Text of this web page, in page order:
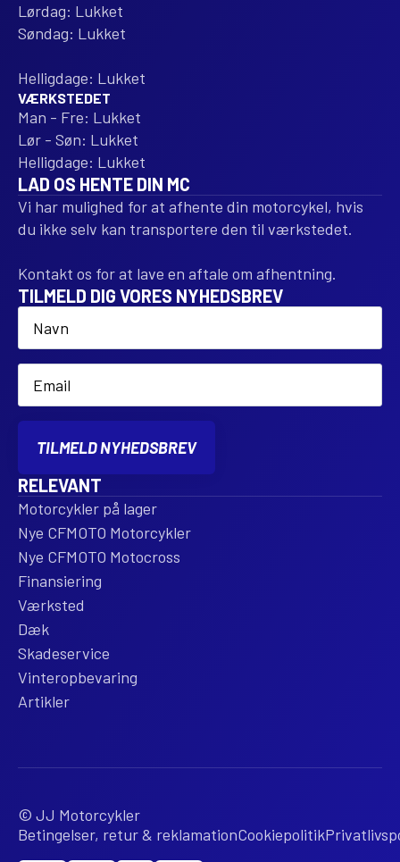
Lørdag: Lukket
Søndag: Lukket
Helligdage: Lukket
VÆRKSTEDET
Man - Fre: Lukket
Lør - Søn: Lukket
Helligdage: Lukket
LAD OS HENTE DIN MC
Vi har mulighed for at afhente din motorcykel, hvis
du ikke selv kan transportere den til værkstedet.
Kontakt os for at lave en aftale om afhentning.
TILMELD DIG VORES NYHEDSBREV
Name
Email
TILMELD NYHEDSBREV
RELEVANT
Motorcykler på lager
Nye CFMOTO Motorcykler
Nye CFMOTO Motocross
Finansiering
Værksted
Dæk
Skadeservice
Vinteropbevaring
Artikler
© JJ Motorcykler
Betingelser, retur & reklamationCookiepolitik